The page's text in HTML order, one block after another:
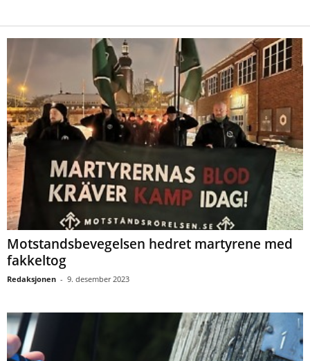
Motstandsbevegelsen hedret martyrene med
fakkeltog
Redaksjonen - 9. desember 2023